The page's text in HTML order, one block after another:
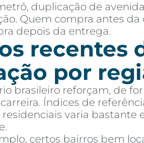
duplicação de
Quem compra antes
depois da entrega.
recentes
por
brasileiro reforçam, de
Índices de
varia
certos bairros bem